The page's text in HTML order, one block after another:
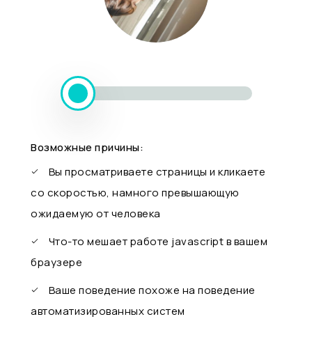
Возможные причины:
Вы просматриваете страницы и кликаете
со скоростью, намного превышающую
ожидаемую от человека
Что-то мешает работе javascript в вашем
браузере
Ваше поведение похоже на поведение
автоматизированных систем